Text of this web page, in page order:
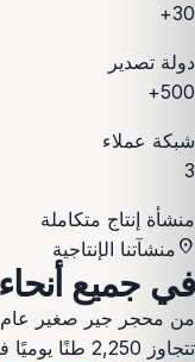
30+
دولة تصدير
500+
شبكة عملاء
3
منشأة إنتاج متكاملة
location_on منشآتنا الإنتاجية
في جميع أنحاء
تتجاوز 2,250 طنًا يوميًا في ثلاثة مواقع مختلفة اليوم.